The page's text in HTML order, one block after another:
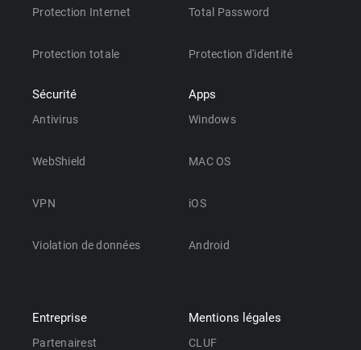
Protection Internet
Protection totale
Sécurité
Antivirus
WebShield
VPN
Violation de données
Total Password
Protection d'identité
Apps
Windows
MAC OS
iOS
Android
Entreprise
Partenairest
Mentions légales
CLUF